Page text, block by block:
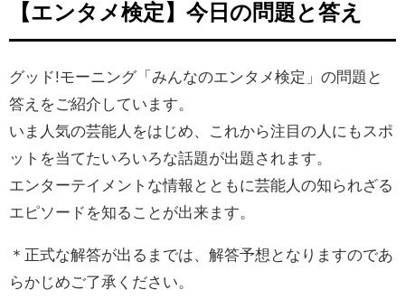
【エンタメ検定】今日の問題と答え
グッド!モーニング「みんなのエンタメ検定」の問題と
答えをご紹介しています。
いま人気の芸能人をはじめ、
これから注目の人にもスポ
ットを当てたいろいろな話題が出題されます。
エンターテイメントな情報とともに芸能人の知られざる
エピソードを知ることが出来ます。
＊正式な解答が出るまでは、解答予想となりますのであ
らかじめご了承ください。